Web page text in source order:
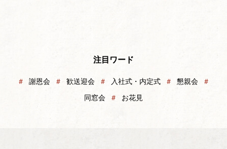
注目ワード
＃ 謝恩会 ＃ 歓送迎会 ＃ 入社式・内定式 ＃ 懇親会 ＃
同窓会 ＃ お花見